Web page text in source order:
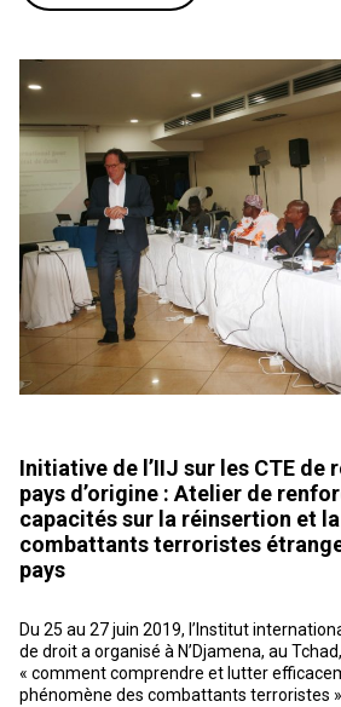
Initiative de l’IIJ sur les CTE de
pays d’origine : Atelier de
capacités sur la réinsertion et
combattants terroristes
pays
Du 25 au 27 juin 2019, l’Institut
de droit a organisé à N’Djamena, au
« comment comprendre et lutter
phénomène des combattants terroristes